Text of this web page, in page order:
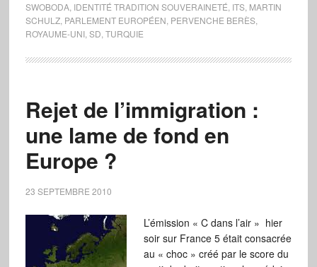
SWOBODA, IDENTITÉ TRADITION SOUVERAINETÉ ITS, MARTIN
SCHULZ, PARLEMENT EUROPÉEN PERVENCHE BERÈS,
ROYAUME-UNI, SD TURQUIE
Rejet de l’immigration :
une lame de fond en
Europe ?
23 SEPTEMBRE 2010
L’émission « C dans l’air » hier
soir sur France 5 était consacrée
au « choc » créé par le score du